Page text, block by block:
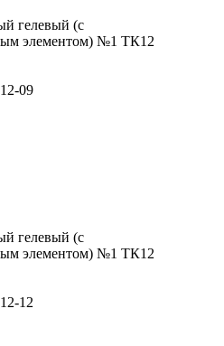
гелевый (с
элементом) №1 ТК12
09
гелевый (с
элементом) №1 ТК12
12